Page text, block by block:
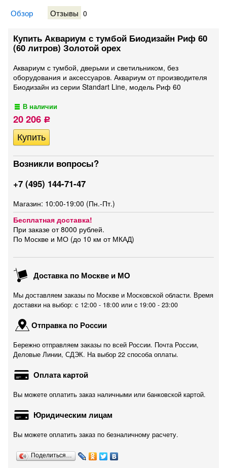
Обзор Отзывы 0
Купить Аквариум с тумбой Биодизайн Риф 60
(60 литров) Золотой орех
Аквариум с тумбой, дверьми и светильником, без
оборудования и аксессуаров. Аквариум от производителя
Биодизайн из серии Standart Line, модель Риф 60
В наличии
20 206 Р
Возникли вопросы?
+7 (495) 144-71-47
Магазин: 10:00-19:00 (Пн.-Пт.)
Бесплатная доставка!
При заказе от 8000 рублей.
По Москве и МО (до 10 км от МКАД)
Доставка по Москве и МО
Мы доставляем заказы по Москве и Московской области. Время
доставки на выбор: с 12:00 - 18:00 или c 19:00 - 23:00
Отправка по России
Бережно отправляем заказы по всей России. Почта России,
Деловые Линии, СДЭК. На выбор 22 способа оплаты.
Оплата картой
Вы можете оплатить заказ наличными или банковской картой.
Юридическим лицам
Вы можете оплатить заказ по безналичному расчету.
Поделиться…